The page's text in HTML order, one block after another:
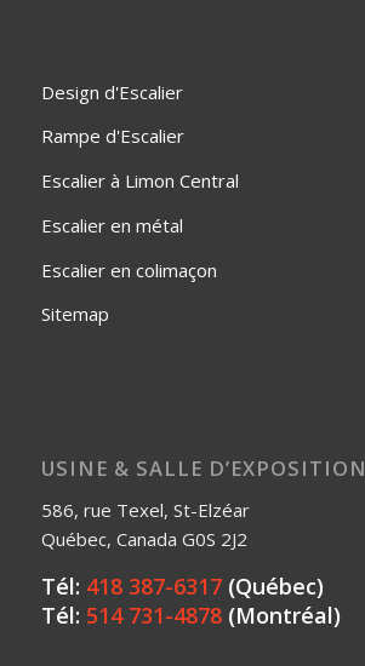
Design d'Escalier
Rampe d'Escalier
Escalier à Limon Central
Escalier en métal
Escalier en colimaçon
Sitemap
USINE & SALLE D’EXPOSITION
586, rue Texel, St-Elzéar
Québec, Canada G0S 2J2
Tél: 418 387-6317(Québec)
Tél: 514 731-4878(Montréal)